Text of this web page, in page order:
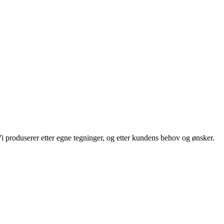
etter egne tegninger, og etter kundens behov og ønsker.